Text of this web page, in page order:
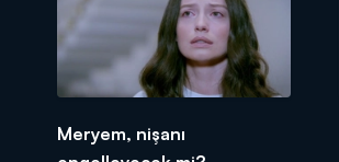
Meryem, nişanı